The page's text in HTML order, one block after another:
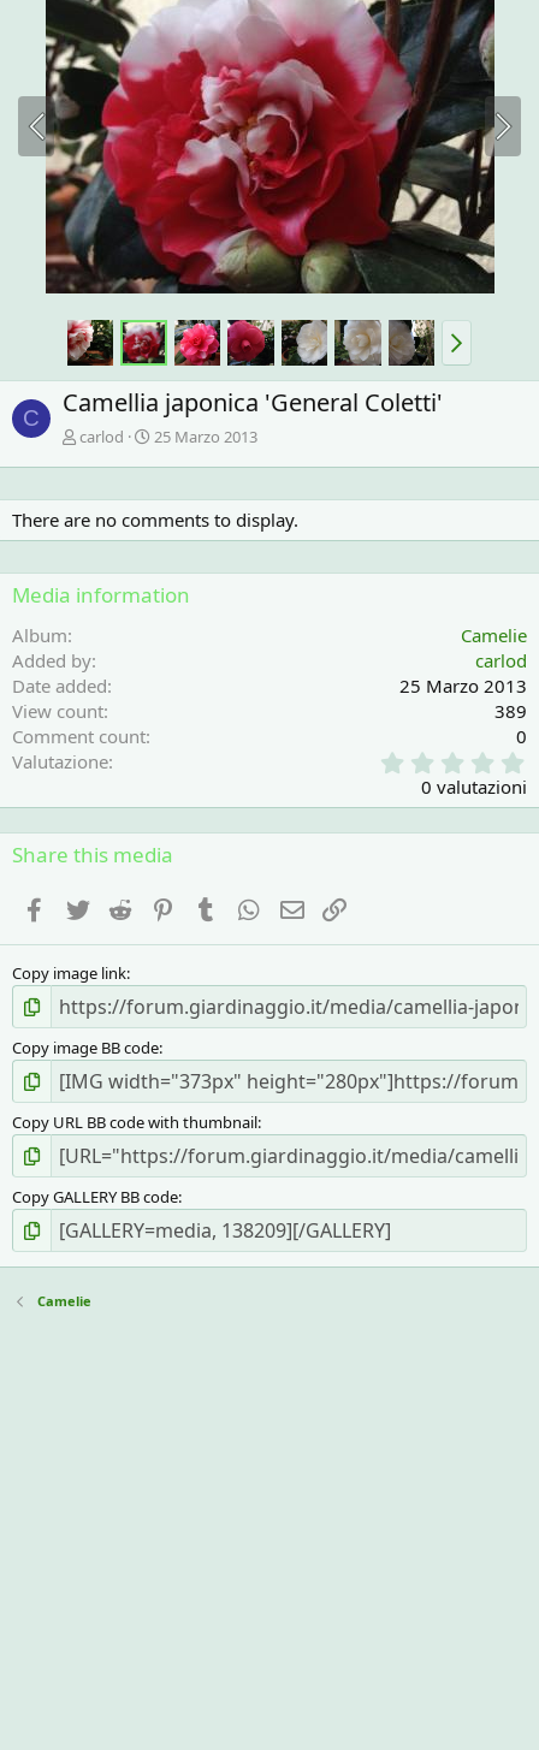
C Camellia japonica 'General Coletti'
carlod 25 Marzo 2013
There are no comments to display.
Media information
Album
Camelie
Added by
carlod
Date added
25 Marzo 2013
View count
389
Comment count
0
Valutazione
0
)
0 valutazioni
Share this media
Facebook
Twitter Reddit PinterestTumblr WhatsApp
e-mail
Copy image link
Copy image BB code
Copy URL BB code with thumbnail
Copy GALLERY BB code
Camelie